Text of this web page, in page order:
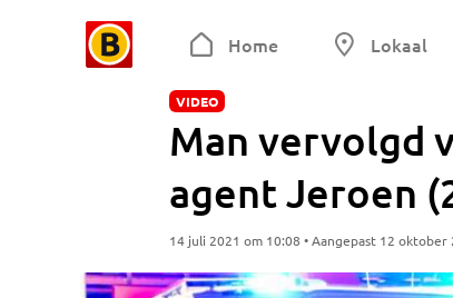
Home Lokaal
VIDEO
Man vervolgd
agent Jeroen
14 juli 2021 om 10:08 • Aangepast 12 oktober